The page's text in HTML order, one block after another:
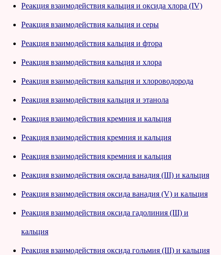
Реакция взаимодействия кальция и оксида хлора (IV)
Реакция взаимодействия кальция и серы
Реакция взаимодействия кальция и фтора
Реакция взаимодействия кальция и хлора
Реакция взаимодействия кальция и хлороводорода
Реакция взаимодействия кальция и этанола
Реакция взаимодействия кремния и кальция
Реакция взаимодействия кремния и кальция
Реакция взаимодействия кремния и кальция
Реакция взаимодействия оксида ванадия (III) и кальция
Реакция взаимодействия оксида ванадия (V) и кальция
Реакция взаимодействия оксида гадолиния (III) и
кальция
Реакция взаимодействия оксида гольмия (III) и кальция